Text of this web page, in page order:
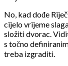
No, kad dođe
cijelo vrijeme
složiti dvorac.
s točno
treba izgraditi.